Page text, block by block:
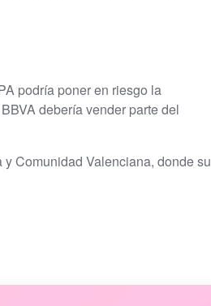
podría poner en riesgo la
debería vender parte del
Comunidad Valenciana, donde su